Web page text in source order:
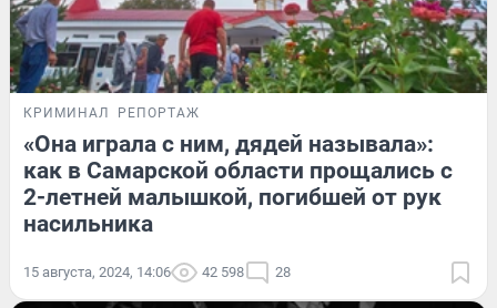
КРИМИНАЛ РЕПОРТАЖ
«Она играла с ним, дядей называла»:
как в Самарской области прощались с
2-летней малышкой, погибшей от рук
насильника
15 августа, 2024, 14:06 42 598 28